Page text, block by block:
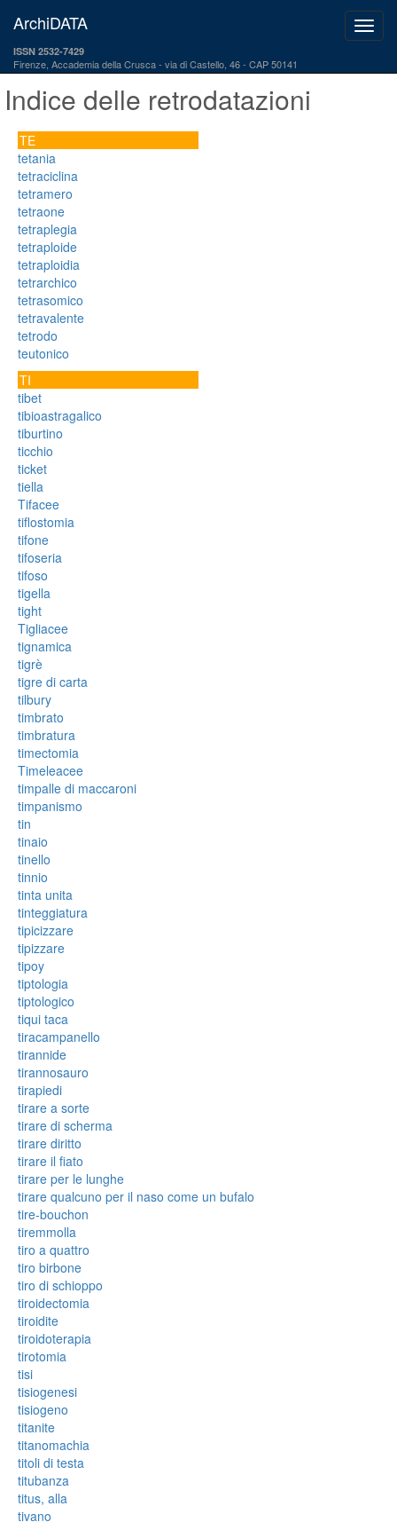
ArchiDATA
ISSN 2532-7429
Firenze, Accademia della Crusca via di Castello, 46 - CAP 50141
Indice delle retrodatazioni
TE
tetania
tetraciclina
tetramero
tetraone
tetraplegia
tetraploide
tetraploidia
tetrarchico
tetrasomico
tetravalente
tetrodo
teutonico
TI
tibet
tibioastragalico
tiburtino
ticchio
ticket
tiella
Tifacee
tiflostomia
tifone
tifoseria
tifoso
tigella
tight
Tigliacee
tignamica
tigrè
tigre di carta
tilbury
timbrato
timbratura
timectomia
Timeleacee
timpalle di maccaroni
timpanismo
tin
tinaio
tinello
tinnio
tinta unita
tinteggiatura
tipicizzare
tipizzare
tipoy
tiptologia
tiptologico
tiqui taca
tiracampanello
tirannide
tirannosauro
tirapiedi
tirare a sorte
tirare di scherma
tirare diritto
tirare il fiato
tirare per le lunghe
tirare qualcuno per il naso come un bufalo
tire-bouchon
tiremmolla
tiro a quattro
tiro birbone
tiro di schioppo
tiroidectomia
tiroidite
tiroidoterapia
tirotomia
tisi
tisiogenesi
tisiogeno
titanite
titanomachia
titoli di testa
titubanza
titus, alla
tivano